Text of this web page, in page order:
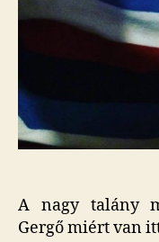
A nagy talány
Gergő miért van